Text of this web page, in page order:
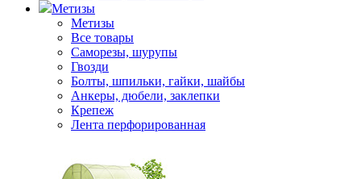
Метизы
Метизы
Все товары
Саморезы, шурупы
Гвозди
Болты, шпильки, гайки, шайбы
Анкеры, дюбели, заклепки
Крепеж
Лента перфорированная